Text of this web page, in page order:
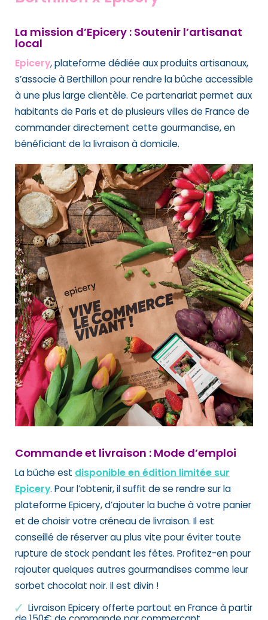
La mission d’Epicery : Soutenir l’artisanat
local
Epicery, plateforme dédiée aux produits artisanaux,
s’associe à Berthillon pour rendre la bûche accessible
à une plus large clientèle. Ce partenariat permet aux
habitants de Paris et de plusieurs villes de France de
commander directement cette gourmandise, en
bénéficiant de la livraison à domicile.
Commande et livraison : Mode d’emploi
La bûche est disponible en édition limitée sur
Epicery. Pour l’obtenir, il suffit de se rendre sur la
plateforme Epicery, d’ajouter la buche à votre panier
et de choisir votre créneau de livraison. Il est
conseillé de réserver au plus vite pour éviter toute
rupture de stock pendant les fêtes. Profitez-en pour
rajouter quelques autres gourmandises comme leur
sorbet chocolat noir. Il est divin !
Livraison Epicery offerte partout en France à partir